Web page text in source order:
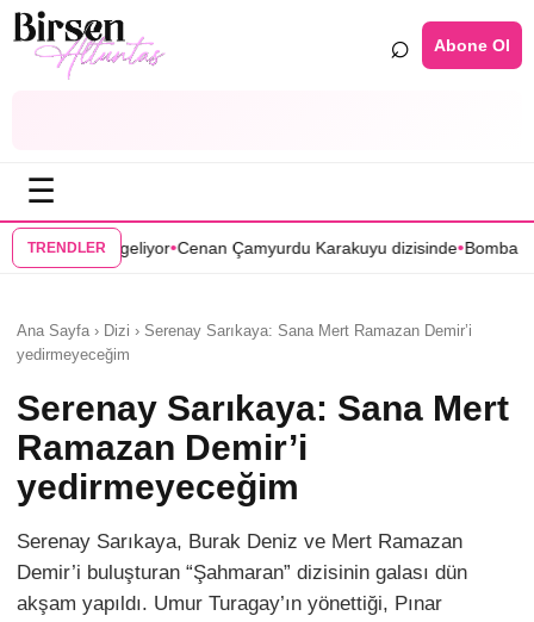
⌕ Abone Ol
☰
TRENDLER
Çamyurdu Karakuyu dizisinde•Bomba transfer! Caner Cindoruk,
Ana Sayfa › Dizi › Serenay Sarıkaya: Sana Mert Ramazan Demir’i
yedirmeyeceğim
Serenay Sarıkaya: Sana Mert
Ramazan Demir’i
yedirmeyeceğim
Serenay Sarıkaya, Burak Deniz ve Mert Ramazan
Demir’i buluşturan “Şahmaran” dizisinin galası dün
akşam yapıldı. Umur Turagay’ın yönettiği, Pınar